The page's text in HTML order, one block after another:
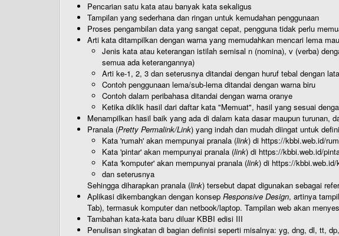
Pencarian satu kata atau banyak kata sekaligus
Tampilan yang sederhana dan ringan untuk kemudahan penggunaan
Proses pengambilan data yang sangat cepat, pengguna tidak perlu
Arti kata ditampilkan dengan warna yang memudahkan mencari lema
Jenis kata atau keterangan istilah semisal n (nomina), v (verba)
semua ada keterangannya)
Arti ke-1, 2, 3 dan seterusnya ditandai dengan huruf tebal dengan
Contoh penggunaan lema/sub-lema ditandai dengan warna biru
Contoh dalam peribahasa ditandai dengan warna oranye
Ketika diklik hasil dari daftar kata "Memuat", hasil yang sesuai
Menampilkan hasil baik yang ada di dalam kata dasar maupun turunan,
Pranala (Pretty Permalink/Link) yang indah dan mudah diingat untuk
Kata 'rumah' akan mempunyai pranala (link) di https://kbbi.web.id/
Kata 'pintar' akan mempunyai pranala (link) di https://kbbi.web.id/
Kata 'komputer' akan mempunyai pranala (link) di https://kbbi.web.id/
dan seterusnya
Sehingga diharapkan pranala (link) tersebut dapat digunakan sebagai
Aplikasi dikembangkan dengan konsep Responsive Design, artinya
Tab), termasuk komputer dan netbook/laptop. Tampilan web akan
Tambahan kata-kata baru diluar KBBI edisi III
Penulisan singkatan di bagian definisi seperti misalnya: yg, dng, dl, tt,